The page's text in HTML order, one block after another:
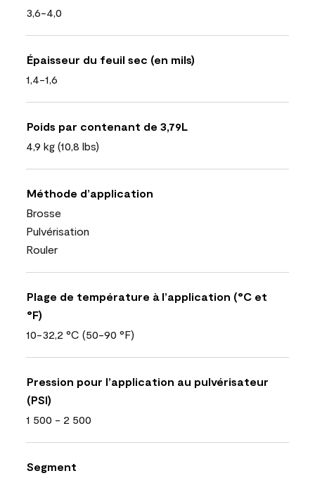
3,6-4,0
Épaisseur du feuil sec (en mils)
1,4-1,6
Poids par contenant de 3,79L
4,9 kg (10,8 lbs)
Méthode d’application
Brosse
Pulvérisation
Rouler
Plage de température à l’application (°C et
°F)
10-32,2 °C (50-90 °F)
Pression pour l’application au pulvérisateur
(PSI)
1 500 - 2 500
Segment